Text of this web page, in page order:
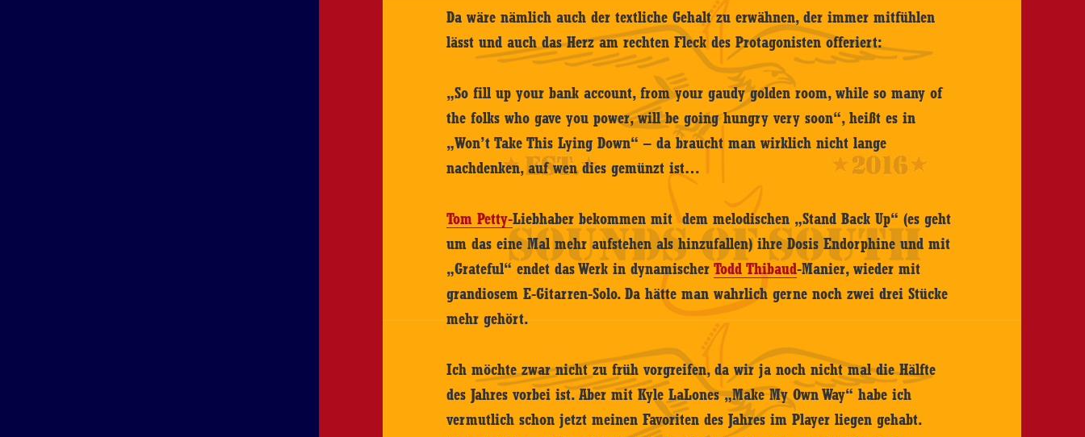
Da wäre nämlich auch der textliche Gehalt zu erwähnen, der immer mitfühlen
lässt und auch das Herz am rechten Fleck des Protagonisten offeriert:
„So fill up your bank account, from your gaudy golden room, while so many of
the folks who gave you power, will be going hungry very soon“, heißt es in
„Won’t Take This Lying Down“ – da braucht man wirklich nicht lange
nachdenken, auf wen dies gemünzt ist…
Tom Petty-Liebhaber bekommen mit dem melodischen „Stand Back Up“ (es geht
um das eine Mal mehr aufstehen als hinzufallen) ihre Dosis Endorphine und mit
„Grateful“ endet das Werk in dynamischerTodd Thibaud-Manier, wieder mit
grandiosem E-Gitarren-Solo. Da hätte man wahrlich gerne noch zwei drei Stücke
mehr gehört.
Ich möchte zwar nicht zu früh vorgreifen, da wir ja noch nicht mal die Hälfte
des Jahres vorbei ist. Aber mit Kyle LaLones „Make My Own Way“ habe ich
vermutlich schon jetzt meinen Favoriten des Jahres im Player liegen gehabt.